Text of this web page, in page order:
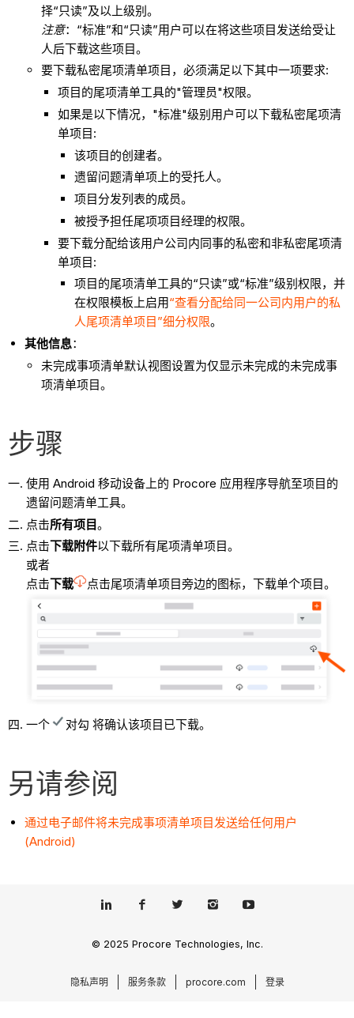
择“只读”及以上级别。
注意：“标准”和“只读”用户可以在将这些项目发送给受让
人后下载这些项目。
要下载私密尾项清单项目，必须满足以下其中一项要求:
项目的尾项清单工具的"管理员"权限。
如果是以下情况，"标准"级别用户可以下载私密尾项清
单项目:
该项目的创建者。
遗留问题清单项上的受托人。
项目分发列表的成员。
被授予担任尾项项目经理的权限。
要下载分配给该用户公司内同事的私密和非私密尾项清
单项目:
项目的尾项清单工具的“只读”或“标准”级别权限，并
在权限模板上启用“查看分配给同一公司内用户的私
人尾项清单项目”细分权限。
其他信息：
未完成事项清单默认视图设置为仅显示未完成的未完成事
项清单项目。
步骤
使用 Android 移动设备上的 Procore 应用程序导航至项目的
遗留问题清单工具。
点击所有项目。
点击下载附件以下载所有尾项清单项目。
或者
点击下载 点击尾项清单项目旁边的图标，下载单个项目。
一个 对勾 将确认该项目已下载。
另请参阅
通过电子邮件将未完成事项清单项目发送给任何用户
(Android)
© 2025 Procore Technologies, Inc.
隐私声明 服务条款 procore.com 登录